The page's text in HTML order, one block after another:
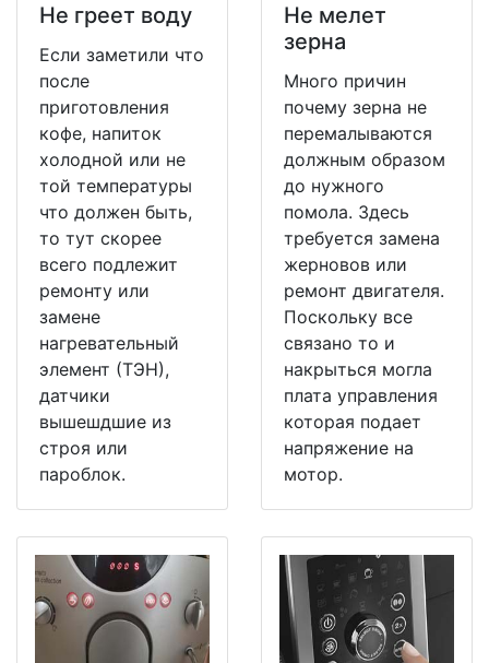
Не греет воду
Если заметили что
после
приготовления
кофе, напиток
холодной или не
той температуры
что должен быть,
то тут скорее
всего подлежит
ремонту или
замене
нагревательный
элемент (ТЭН),
датчики
вышешдшие из
строя или
пароблок.
Не мeлет
зерна
Много причин
почему зерна не
перемалываются
должным образом
до нужного
помола. Здесь
требуется замена
жерновов или
ремонт двигателя.
Поскольку все
связано то и
накрыться могла
плата управления
которая подает
напряжение на
мотор.